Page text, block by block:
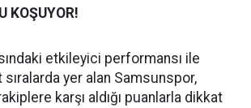
KOŞUYOR!
etkileyici performansı ile
sıralarda yer alan Samsunspor,
karşı aldığı puanlarla dikkat